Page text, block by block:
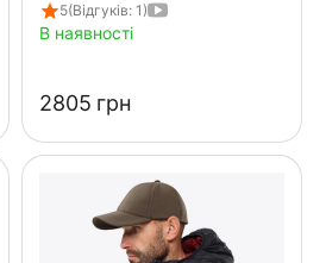
5(Відгуків: 1)
В наявності
‍2805‍ грн